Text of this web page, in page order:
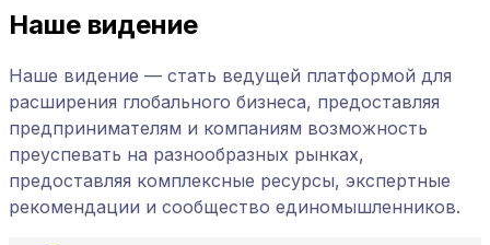
Наше видение
Наше видение — стать ведущей платформой для
расширения глобального бизнеса, предоставляя
предпринимателям и компаниям возможность
преуспевать на разнообразных рынках,
предоставляя комплексные ресурсы, экспертные
рекомендации и сообщество единомышленников.